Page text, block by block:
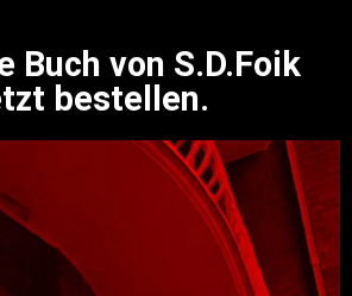
Buch von S.D.Foik
bestellen.